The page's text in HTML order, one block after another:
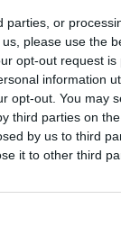
parties, or
please use the
opt-out request
information
opt-out. You may
third parties on the
by us to third
it to other third
έπαιξαν